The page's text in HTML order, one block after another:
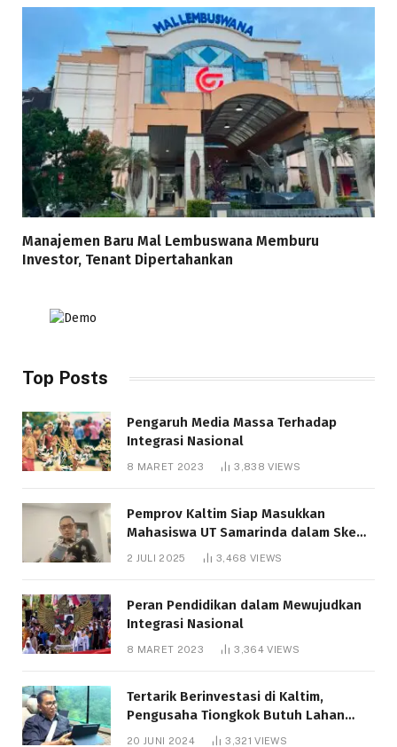
Manajemen Baru Mal Lembuswana Memburu
Investor, Tenant Dipertahankan
Top Posts
Pengaruh Media Massa Terhadap
Integrasi Nasional
8 MARET 2023 3,838VIEWS
Pemprov Kaltim Siap Masukkan
Mahasiswa UT Samarinda dalam Skema
Bantuan Pendidikan Gratispol
2 JULI 2025 3,468 VIEWS
Peran Pendidikan dalam Mewujudkan
Integrasi Nasional
8 MARET 2023 3,364VIEWS
Tertarik Berinvestasi di Kaltim,
Pengusaha Tiongkok Butuh Lahan
1.000 Hektare
20 JUNI 2024 3,321VIEWS